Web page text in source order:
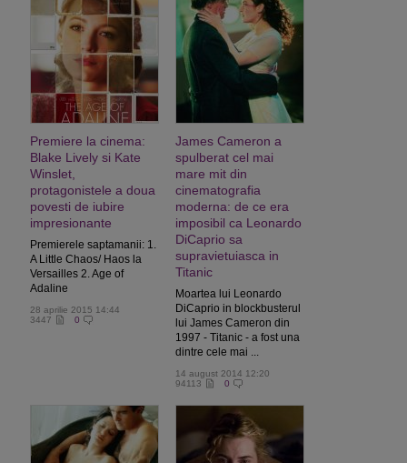
Premiere la cinema:
Blake Lively si Kate
Winslet,
protagonistele a doua
povesti de iubire
impresionante
Premierele saptamanii: 1.
A Little Chaos/ Haos la
Versailles 2. Age of
Adaline
28 aprilie 2015 14:44
3447
0
James Cameron a
spulberat cel mai
mare mit din
cinematografia
moderna: de ce era
imposibil ca Leonardo
DiCaprio sa
supravietuiasca in
Titanic
Moartea lui Leonardo
DiCaprio in blockbusterul
lui James Cameron din
1997 - Titanic - a fost una
dintre cele mai ...
14 august 2014 12:20
94113
0